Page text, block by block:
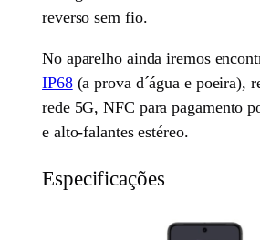
reverso sem fio.
No aparelho ainda iremos
IP68(a prova d´água e poeira),
rede 5G, NFC para pagamento
e alto-falantes estéreo.
Especificações